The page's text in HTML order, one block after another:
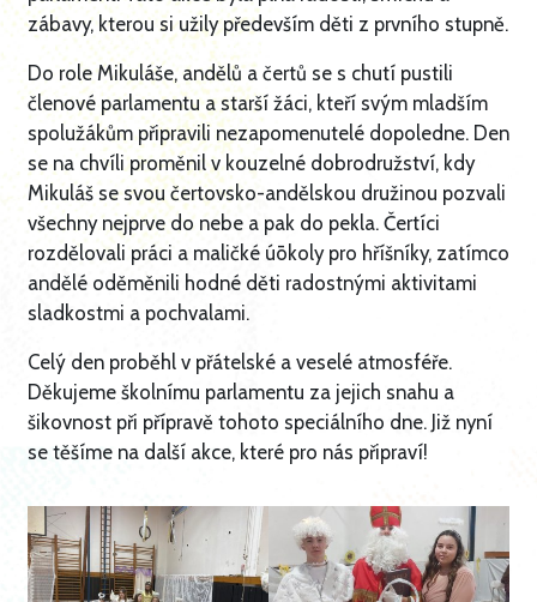
zábavy, kterou si užily především děti z prvního stupně.
Do role Mikuláše, andělů a čertů se s chutí pustili
členové parlamentu a starší žáci, kteří svým mladším
spolužákům připravili nezapomenutelé dopoledne. Den
se na chvíli proměnil v kouzelné dobrodružství, kdy
Mikuláš se svou čertovsko-andělskou družinou pozvali
všechny nejprve do nebe a pak do pekla. Čertíci
rozdělovali práci a maličké úōkoly pro hříšníky, zatímco
andělé oděměnili hodné děti radostnými aktivitami
sladkostmi a pochvalami.
Celý den proběhl v přátelské a veselé atmosféře.
Děkujeme školnímu parlamentu za jejich snahu a
šikovnost při přípravě tohoto speciálního dne. Již nyní
se těšíme na další akce, které pro nás připraví!